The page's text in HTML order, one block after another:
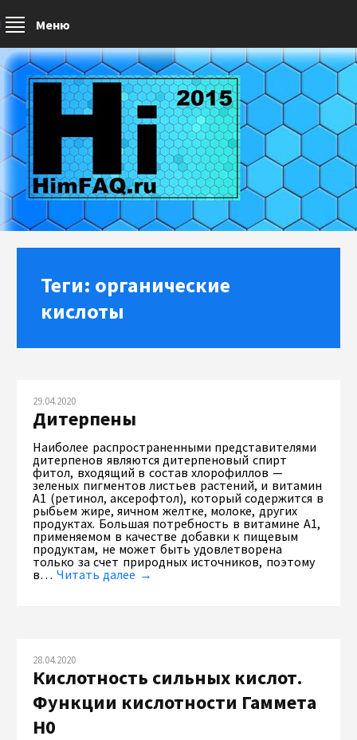
Меню
Теги: органические
кислоты
29.04.2020
Дитерпены
Наиболее распространенными представителями
дитерпенов являются дитерпеновый спирт
фитол, входящий в состав хлорофиллов —
зеленых пигментов листьев растений, и витамин
А1 (ретинол, аксерофтол), который содержится в
рыбьем жире, яичном желтке, молоке, других
продуктах. Большая потребность в витамине A1,
применяемом в качестве добавки к пищевым
продуктам, не может быть удовлетворена
только за счет природных источников, поэтому
в… Читать далее →
28.04.2020
Кислотность сильных кислот.
Функции кислотности Гаммета
Н0